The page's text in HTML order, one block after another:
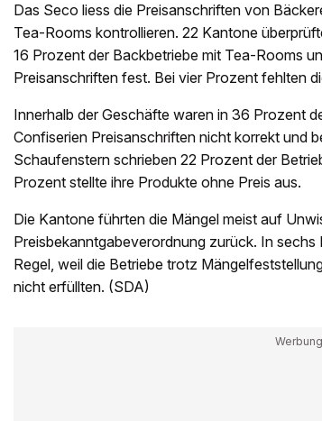
Das Seco liess die Preisanschriften von
Tea-Rooms kontrollieren. 22 Kantone
16 Prozent der Backbetriebe mit Tea-Rooms
Preisanschriften fest. Bei vier Prozent fehlten
Innerhalb der Geschäfte waren in 36 Prozent
Confiserien Preisanschriften nicht korrekt und
Schaufenstern schrieben 22 Prozent der
Prozent stellte ihre Produkte ohne Preis aus.
Die Kantone führten die Mängel meist auf
Preisbekanntgabeverordnung zurück. In
Regel, weil die Betriebe trotz
nicht erfüllten. (SDA)